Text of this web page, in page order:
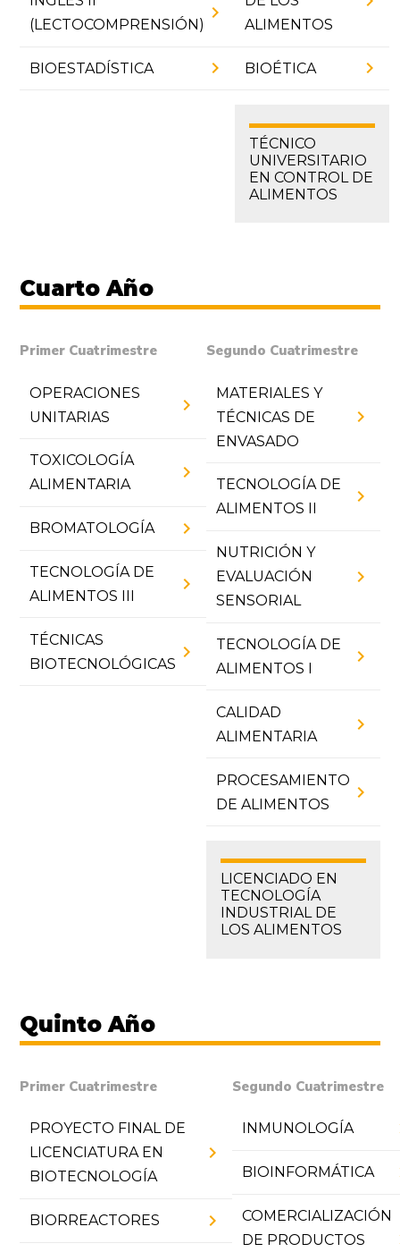
(LECTOCOMPRENSIÓN)
chevron_right
BIOESTADÍSTICA chevron_right
ALIMENTOS
BIOÉTICA chevron_right
TÉCNICO
UNIVERSITARIO
EN CONTROL DE
ALIMENTOS
Cuarto Año
Primer Cuatrimestre
OPERACIONES
UNITARIAS
chevron_right
TOXICOLOGÍA
ALIMENTARIA
chevron_right
BROMATOLOGÍA chevron_right
TECNOLOGÍA DE
ALIMENTOS III
chevron_right
TÉCNICAS
BIOTECNOLÓGICAS
chevron_right
Segundo Cuatrimestre
MATERIALES Y
TÉCNICAS DE
ENVASADO
chevron_right
TECNOLOGÍA DE
ALIMENTOS II
chevron_right
NUTRICIÓN Y
EVALUACIÓN
SENSORIAL
chevron_right
TECNOLOGÍA DE
ALIMENTOS I
chevron_right
CALIDAD
ALIMENTARIA
chevron_right
PROCESAMIENTO
DE ALIMENTOS
chevron_right
LICENCIADO EN
TECNOLOGÍA
INDUSTRIAL DE
LOS ALIMENTOS
Quinto Año
Primer Cuatrimestre
PROYECTO FINAL DE
LICENCIATURA EN
BIOTECNOLOGÍA
chevron_right
BIORREACTORES chevron_right
Segundo Cuatrimestre
INMUNOLOGÍA
BIOINFORMÁTICA
COMERCIALIZACIÓN
DE PRODUCTOS